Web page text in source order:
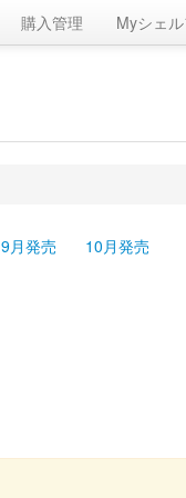
購入管理 Myシェル
9月発売 10月発売